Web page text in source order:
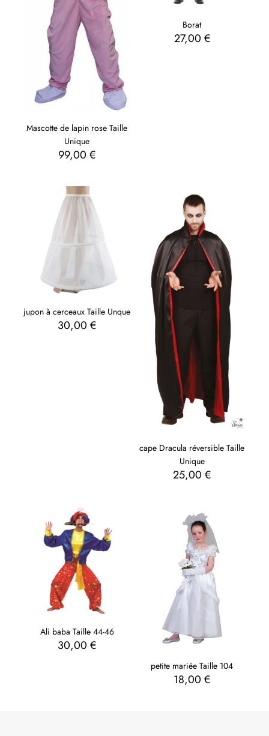
Mascotte de lapin rose Taille
Unique
99,00€
Borat
27,00 €
jupon à cerceaux Taille Unque
30,00€
cape Dracula réversible Taille
Unique
25,00 €
Ali baba Taille 44-46
30,00€
petite mariée Taille 104
18,00 €